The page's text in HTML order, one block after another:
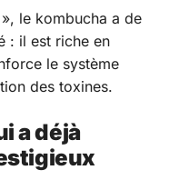
le kombucha a de
: il est riche en
le système
des toxines.
a déjà